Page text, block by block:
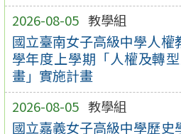
2026-08-05 教學組
國立臺南女子高級中學人
學年度上學期「人權及轉
畫」實施計畫
2026-08-05 教學組
國立嘉義女子高級中學歷